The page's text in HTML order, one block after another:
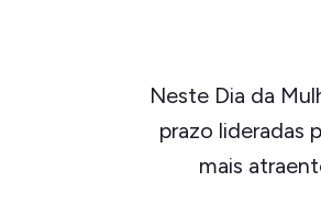
Neste Dia da
prazo lideradas
mais